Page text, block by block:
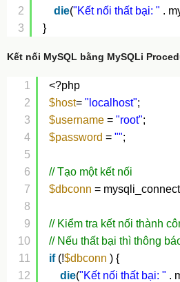
2
3
die("Kết nối thất bại: " .
}
Kết nối MySQL bằng MySQLi
1
2
3
4
5
6
7
8
9
10
11
12
<?php
$host= "localhost";
$username = "root";
$password = "";
// Tạo một kết nối
$dbconn =
// Kiểm tra kết nối thành
// Nếu thất bại thì thông
if (!$dbconn ) {
die("Kết nối thất bại: " .